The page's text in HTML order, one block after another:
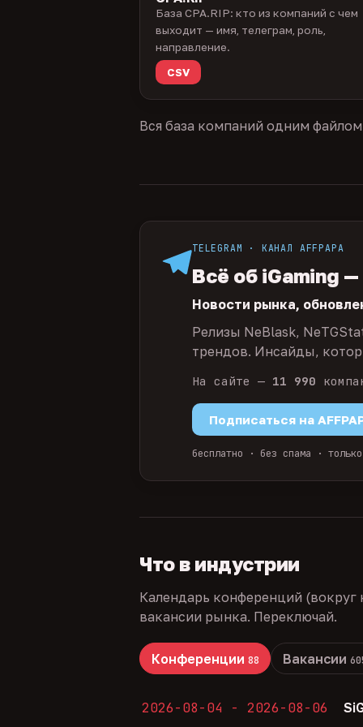
База CPA.RIP: кто из компаний с чем
выходит — имя, телеграм, роль,
направление.
CSV
Вся база компаний одним
TELEGRAM · КАНАЛ AFFPAPA
Всё об iGaming
Новости рынка,
Релизы NeBlask,
трендов. Инсайды,
На сайте — 11 990
Подписаться на
бесплатно · без спама ·
Что в индустрии
Календарь конференций
вакансии рынка. Переключай.
Конференции 88 Вакансии
2026-08-04 - 2026-08-06